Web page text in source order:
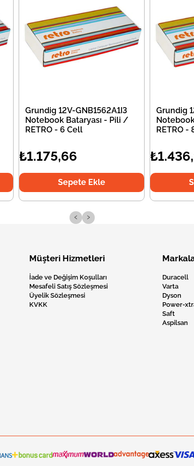
Grundig 12V-GNB1562A1I3
Notebook Bataryası - Pili /
RETRO - 6 Cell
₺1.175,66
Sepete Ekle
Grundig
RETRO -
‹ ›
Müşteri Hizmetleri
İade ve Değişim Koşulları
Mesafeli Satış Sözleşmesi
Üyelik Sözleşmesi
KVKK
Duracell
Varta
Dyson
Power-
Saft
Aspilsan